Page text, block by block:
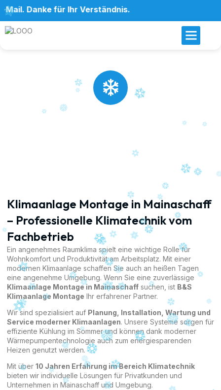
für Ihr Verständnis.
Klimaanlage Montage in
Professionelle Klimaanlagen Montage für Privat und Gewerbe
Klimaanlage Montage in Mainaschaff
– Professionelle Klimatechnik vom
Fachbetrieb
Ein angenehmes Raumklima spielt eine wichtige Rolle für
Wohnkomfort und Produktivität am Arbeitsplatz. Mit einer
modernen Klimaanlage schaffen Sie auch an heißen Tagen
eine angenehme Umgebung. Wenn Sie eine zuverlässige
Klimaanlage Montage in Mainaschaff suchen, ist B&S
Klimaanlage Montage Ihr erfahrener Partner.
Wir sind spezialisiert auf Planung, Installation, Wartung und
Service moderner Klimaanlagen. Unsere Systeme sorgen für
effiziente Kühlung im Sommer und können dank moderner
Wärmepumpentechnologie auch zum energiesparenden
Heizen genutzt werden.
Mit über 10 Jahren Erfahrung im Bereich Klimatechnik
bieten wir individuelle Lösungen für Privatkunden und
Unternehmen in Mainaschaff und Umgebung.